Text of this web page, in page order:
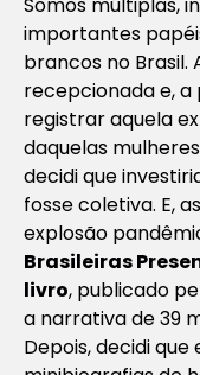
importantes
brancos no Brasil.
recepcionada e,
registrar aquela
daquelas
decidi que
fosse coletiva. E,
explosão
Brasileiras
livro, publicado
a narrativa de 39
Depois, decidi